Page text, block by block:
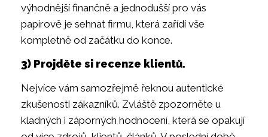
výhodnější finančně a jednodušší pro vás
papírově je sehnat firmu, která zařídí vše
kompletně od začátku do konce.
3) Projděte si recenze klientů.
Nejvíce vám samozřejmě řeknou autentické
zkušenosti zákazníků. Zvláště zpozorněte u
kladných i záporných hodnocení, která se opakují